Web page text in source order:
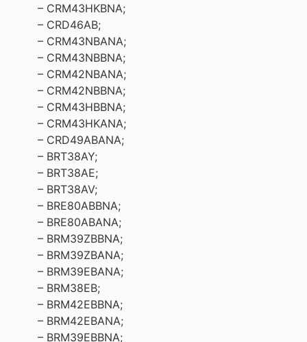
– CRM43HKBNA;
– CRD46AB;
– CRM43NBANA;
– CRM43NBBNA;
– CRM42NBANA;
– CRM42NBBNA;
– CRM43HBBNA;
– CRM43HKANA;
– CRD49ABANA;
– BRT38AY;
– BRT38AE;
– BRT38AV;
– BRE80ABBNA;
– BRE80ABANA;
– BRM39ZBBNA;
– BRM39ZBANA;
– BRM39EBANA;
– BRM38EB;
– BRM42EBBNA;
– BRM42EBANA;
– BRM39EBBNA;